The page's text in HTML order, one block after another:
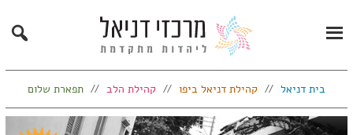
Primary
Menu
Search
בית דניאל קהילת דניאל ביפו קהילת הלב תפארת שלום